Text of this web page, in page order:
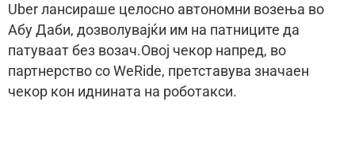
Uber лансираше целосно автономни возења во
Абу Даби, дозволувајќи им на патниците да
патуваат без возач.Овој чекор напред, во
партнерство со WeRide, претставува значаен
чекор кон иднината на роботакси.